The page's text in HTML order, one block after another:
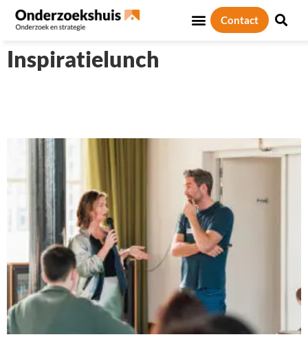
Contact
Inspiratielunch